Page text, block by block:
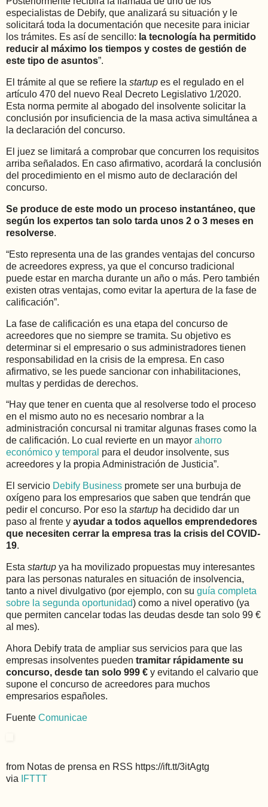
especialistas de Debify, que analizará su situación y le
solicitará toda la documentación que necesite para iniciar
los trámites. Es así de sencillo: la tecnología ha permitido
reducir al máximo los tiempos y costes de gestión de
este tipo de asuntos”.
El trámite al que se refiere la startup es el regulado en el
artículo 470 del nuevo Real Decreto Legislativo 1/2020.
Esta norma permite al abogado del insolvente solicitar la
conclusión por insuficiencia de la masa activa simultánea a
la declaración del concurso.
El juez se limitará a comprobar que concurren los requisitos
arriba señalados. En caso afirmativo, acordará la conclusión
del procedimiento en el mismo auto de declaración del
concurso.
Se produce de este modo un proceso instantáneo, que
según los expertos tan solo tarda unos 2 o 3 meses en
resolverse.
“Esto representa una de las grandes ventajas del concurso
de acreedores express, ya que el concurso tradicional
puede estar en marcha durante un año o más. Pero también
existen otras ventajas, como evitar la apertura de la fase de
calificación”.
La fase de calificación es una etapa del concurso de
acreedores que no siempre se tramita. Su objetivo es
determinar si el empresario o sus administradores tienen
responsabilidad en la crisis de la empresa. En caso
afirmativo, se les puede sancionar con inhabilitaciones,
multas y perdidas de derechos.
“Hay que tener en cuenta que al resolverse todo el proceso
en el mismo auto no es necesario nombrar a la
administración concursal ni tramitar algunas frases como la
de calificación. Lo cual revierte en un mayor ahorro
económico y temporal para el deudor insolvente, sus
acreedores y la propia Administración de Justicia”.
El servicio Debify Business promete ser una burbuja de
oxígeno para los empresarios que saben que tendrán que
pedir el concurso. Por eso la startup ha decidido dar un
paso al frente y ayudar a todos aquellos emprendedores
que necesiten cerrar la empresa tras la crisis del COVID-
19.
Esta startup ya ha movilizado propuestas muy interesantes
para las personas naturales en situación de insolvencia,
tanto a nivel divulgativo (por ejemplo, con su guía completa
sobre la segunda oportunidad) como a nivel operativo (ya
que permiten cancelar todas las deudas desde tan solo 99 €
al mes).
Ahora Debify trata de ampliar sus servicios para que las
empresas insolventes pueden tramitar rápidamente su
concurso, desde tan solo 999 € y evitando el calvario que
supone el concurso de acreedores para muchos
empresarios españoles.
Fuente Comunicae
from Notas de prensa en RSS https://ift.tt/3itAgtg
via
IFTTT